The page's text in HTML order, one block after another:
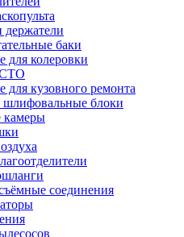
держатели
баки
для колеровки
СТО
для кузовного ремонта
блоки
камеры
соединения